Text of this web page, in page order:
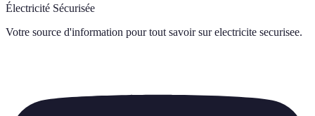
Électricité Sécurisée
Votre source d'information pour tout savoir sur electricite securisee.